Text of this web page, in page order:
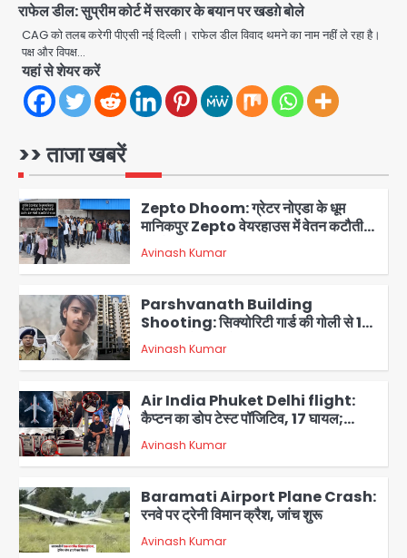
राफेल डील: सुप्रीम कोर्ट में सरकार के बयान पर खडग़े बोले
CAG को तलब करेगी पीएसी नई दिल्ली। राफेल डील विवाद थमने का नाम नहीं ले रहा है।
पक्ष और विपक्ष…
यहां से शेयर करें
>> ताजा खबरें
5
Baramati Airport Plane Crash:
रनवे पर ट्रेनी विमान क्रैश, जांच शुरू
1
Shaheen Bagh News: बारिश के बाद
2
Zepto Dhoom: ग्रेटर नोएडा के धूम
मानिकपुर Zepto वेयरहाउस में वेतन कटौती
को लेकर 100 से ज्यादा कर्मचारियों का विरोध
प्रदर्शन
Avinash Kumar
3
Parshvanath Building
Shooting: सिक्योरिटी गार्ड की गोली से 17
वर्षीय किशोर की मौत
Avinash Kumar
4
Air India Phuket Delhi flight:
कैप्टन का डोप टेस्ट पॉजिटिव, 17 घायल;
DGCA जांच जारी
Avinash Kumar
5
Baramati Airport Plane Crash:
रनवे पर ट्रेनी विमान क्रैश, जांच शुरू
Avinash Kumar